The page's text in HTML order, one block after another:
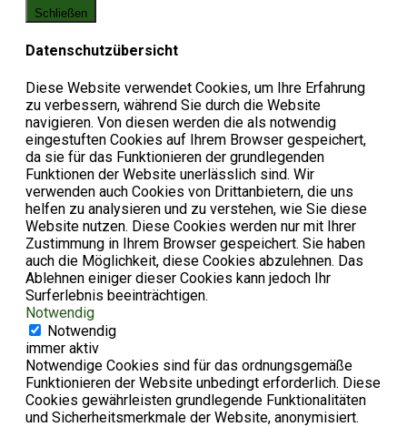
Schließen
Datenschutzübersicht
Diese Website verwendet Cookies, um Ihre Erfahrung
zu verbessern, während Sie durch die Website
navigieren. Von diesen werden die als notwendig
eingestuften Cookies auf Ihrem Browser gespeichert,
da sie für das Funktionieren der grundlegenden
Funktionen der Website unerlässlich sind. Wir
verwenden auch Cookies von Drittanbietern, die uns
helfen zu analysieren und zu verstehen, wie Sie diese
Website nutzen. Diese Cookies werden nur mit Ihrer
Zustimmung in Ihrem Browser gespeichert. Sie haben
auch die Möglichkeit, diese Cookies abzulehnen. Das
Ablehnen einiger dieser Cookies kann jedoch Ihr
Surferlebnis beeinträchtigen.
Notwendig
Notwendig
immer aktiv
Notwendige Cookies sind für das ordnungsgemäße
Funktionieren der Website unbedingt erforderlich. Diese
Cookies gewährleisten grundlegende Funktionalitäten
und Sicherheitsmerkmale der Website, anonymisiert.